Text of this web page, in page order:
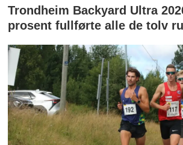
Trondheim Backyard Ultra
prosent fullførte alle de tolv